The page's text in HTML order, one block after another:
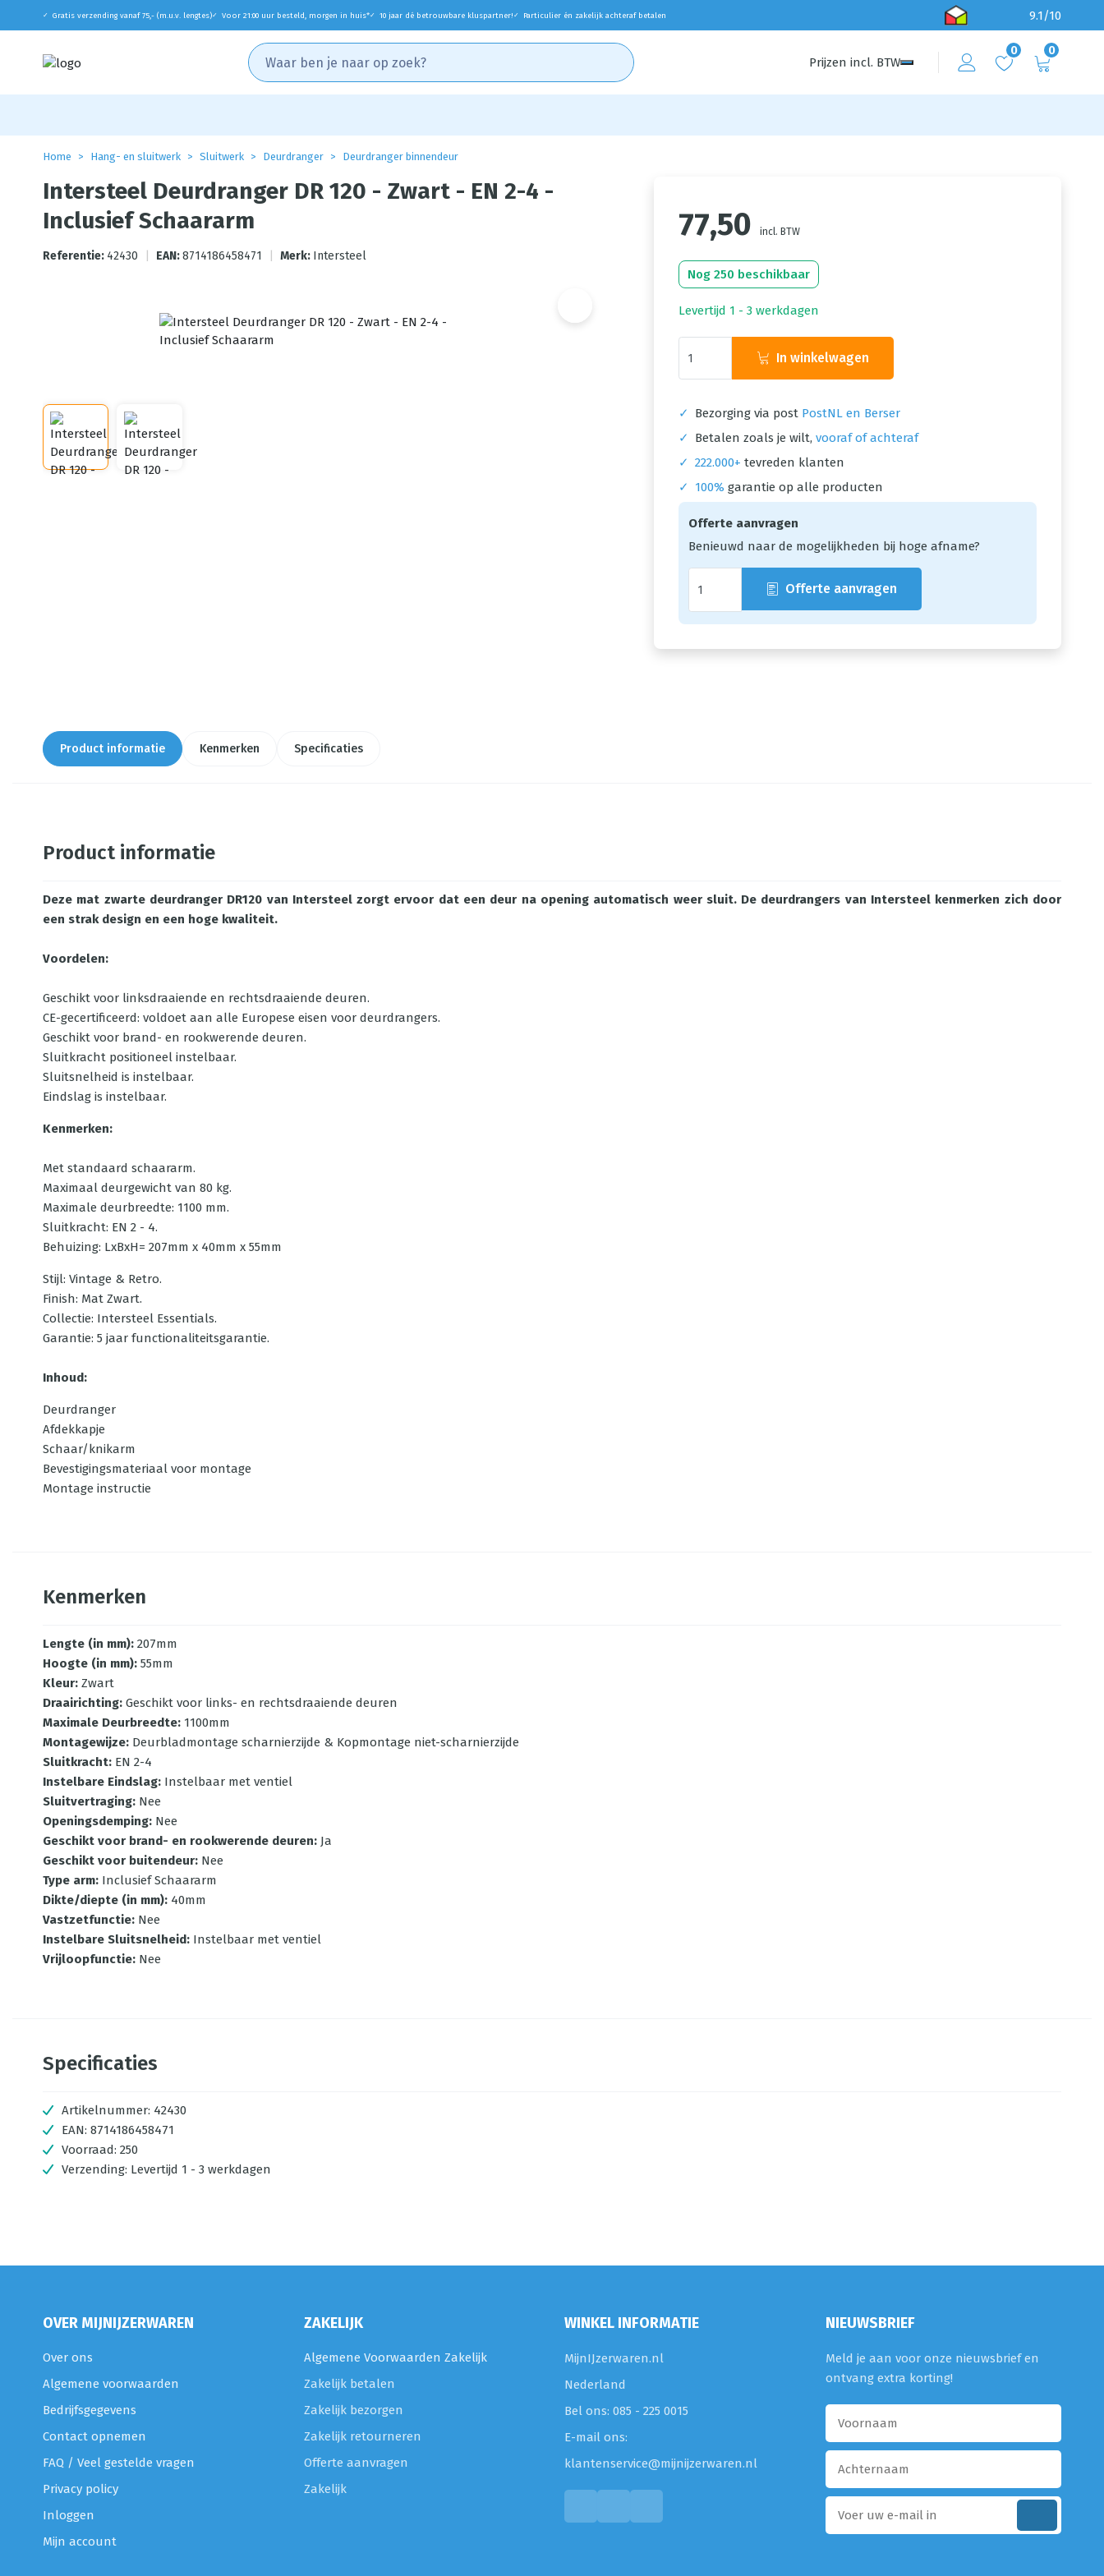
✓ Gratis verzending vanaf 75,- (m.u.v. lengtes)✓ Voor 21:00 uur besteld, morgen in huis*✓ 10 jaar dé betrouwbare kluspartner! ✓ Particulier én zakelijk achteraf betalen 9.1/10
Prijzen incl. BTW
0 0
Home Hang- en sluitwerk Sluitwerk Deurdranger Deurdranger binnendeur
Intersteel Deurdranger DR 120 - Zwart - EN 2-4 -
Inclusief Schaararm
Referentie: 42430 EAN:8714186458471 Merk: Intersteel
77,50 incl. BTW
Nog 250 beschikbaar
Levertijd 1 - 3 werkdagen
In winkelwagen
✓ Bezorging via post PostNL en Berser
✓
Betalen zoals je wilt, vooraf of achteraf
✓ 222.000+ tevreden klanten
✓
100% garantie op alle producten
Offerte aanvragen
Benieuwd naar de mogelijkheden bij hoge afname?
Offerte aanvragen
Product informatie Kenmerken Specificaties
Product informatie
Deze mat zwarte deurdranger DR120 van Intersteel zorgt ervoor dat een deur na opening automatisch weer sluit. De deurdrangers van Intersteel kenmerken zich door
een strak design en een hoge kwaliteit.
Voordelen:
Geschikt voor linksdraaiende en rechtsdraaiende deuren.
CE-gecertificeerd: voldoet aan alle Europese eisen voor deurdrangers.
Geschikt voor brand- en rookwerende deuren.
Sluitkracht positioneel instelbaar.
Sluitsnelheid is instelbaar.
Eindslag is instelbaar.
Kenmerken:
Met standaard schaararm.
Maximaal deurgewicht van 80 kg.
Maximale deurbreedte: 1100 mm.
Sluitkracht: EN 2 - 4.
Behuizing: LxBxH= 207mm x 40mm x 55mm
Stijl: Vintage & Retro.
Finish: Mat Zwart.
Collectie: Intersteel Essentials.
Garantie: 5 jaar functionaliteitsgarantie.
Inhoud:
Deurdranger
Afdekkapje
Schaar/knikarm
Bevestigingsmateriaal voor montage
Montage instructie
Kenmerken
Lengte (in mm): 207mm
Hoogte (in mm): 55mm
Kleur: Zwart
Draairichting: Geschikt voor links- en rechtsdraaiende deuren
Maximale Deurbreedte: 1100mm
Montagewijze: Deurbladmontage scharnierzijde & Kopmontage niet-scharnierzijde
Sluitkracht: EN 2-4
Instelbare Eindslag: Instelbaar met ventiel
Sluitvertraging: Nee
Openingsdemping: Nee
Geschikt voor brand- en rookwerende deuren: Ja
Geschikt voor buitendeur: Nee
Type arm: Inclusief Schaararm
Dikte/diepte (in mm): 40mm
Vastzetfunctie: Nee
Instelbare Sluitsnelheid: Instelbaar met ventiel
Vrijloopfunctie: Nee
Specificaties
Artikelnummer: 42430
EAN: 8714186458471
Voorraad: 250
Verzending: Levertijd 1 - 3 werkdagen
OVER MIJNIJZERWAREN
Over ons
Algemene voorwaarden
Bedrijfsgegevens
Contact opnemen
FAQ / Veel gestelde vragen
Privacy policy
Inloggen
Mijn account
ZAKELIJK
Algemene Voorwaarden Zakelijk
Zakelijk betalen
Zakelijk bezorgen
Zakelijk retourneren
Offerte aanvragen
Zakelijk
WINKEL INFORMATIE
MijnIJzerwaren.nl
Nederland
Bel ons: 085 - 225 0015
E-mail ons:
klantenservice@mijnijzerwaren.nl
NIEUWSBRIEF
Meld je aan voor onze nieuwsbrief en
ontvang extra korting!